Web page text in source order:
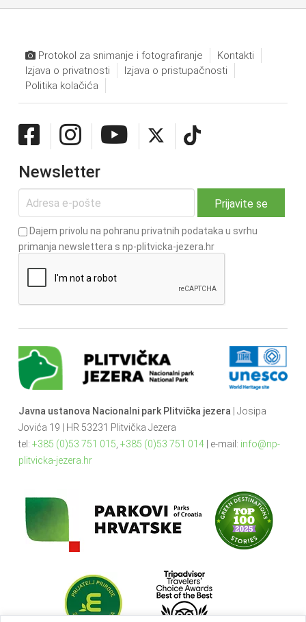
Protokol za snimanje i fotografiranje
Kontakti
Izjava o privatnosti
Izjava o pristupačnosti
Politika kolačića
Newsletter
Dajem privolu na pohranu privatnih podataka u svrhu
primanja newslettera s np-plitvicka-jezera.hr
Javna ustanova Nacionalni park Plitvička jezera | Josipa
Jovića 19 | HR 53231 Plitvička Jezera
tel: +385 (0)53 751 015 +385 (0)53 751 014| e-mail: info@np-
plitvicka-jezera.hr